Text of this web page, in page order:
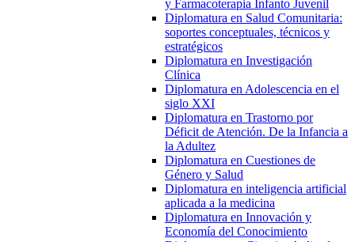
y Farmacoterapia Infanto Juvenil
Diplomatura en Salud Comunitaria:
soportes conceptuales, técnicos y
estratégicos
Diplomatura en Investigación
Clínica
Diplomatura en Adolescencia en el
siglo XXI
Diplomatura en Trastorno por
Déficit de Atención. De la Infancia a
la Adultez
Diplomatura en Cuestiones de
Género y Salud
Diplomatura en inteligencia artificial
aplicada a la medicina
Diplomatura en Innovación y
Economía del Conocimiento